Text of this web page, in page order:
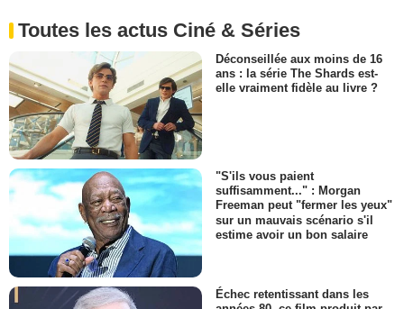
Toutes les actus Ciné & Séries
Déconseillée aux moins de 16
ans : la série The Shards est-
elle vraiment fidèle au livre ?
"S'ils vous paient
suffisamment..." : Morgan
Freeman peut "fermer les yeux"
sur un mauvais scénario s'il
estime avoir un bon salaire
Échec retentissant dans les